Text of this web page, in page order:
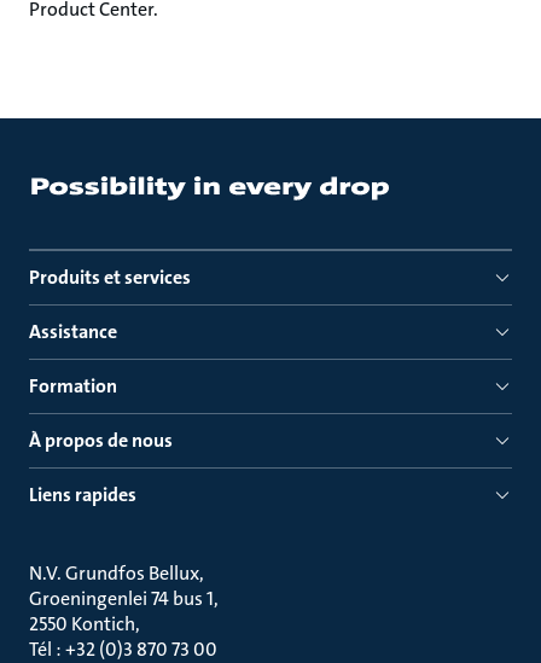
Product Center.
Produits et services
Assistance
Formation
À propos de nous
Liens rapides
N.V. Grundfos Bellux
Groeningenlei 74 bus 1
2550 Kontich
Tél : +32 (0)3 870 73 00